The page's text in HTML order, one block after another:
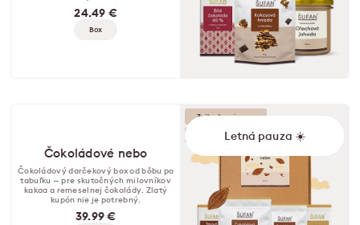
24.49 €
Box
Letná pauza ☀️
Zvýhodnená cena
Tip na darček
Čokoládové nebo
Čokoládový darčekový box od bôbu po
tabuľku — pre skutočných milovníkov
kakaa a remeselnej čokolády. Zlatý
kupón nie je potrebný.
39.99 €